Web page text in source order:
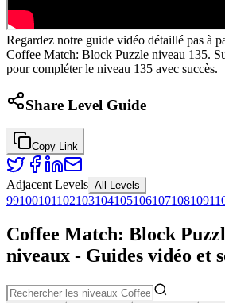
Regardez notre guide vidéo détaillé pas à
Coffee Match: Block Puzzle niveau 135.
pour compléter le niveau 135 avec succès.
Share Level Guide
Copy Link
Adjacent Levels All Levels
99100101102103104105106107108109
Coffee Match: Block
niveaux - Guides vidéo et